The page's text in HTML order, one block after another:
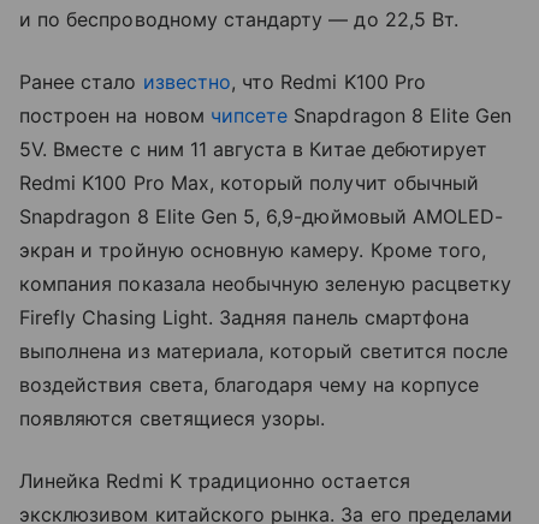
и по беспроводному стандарту — до 22,5 Вт.
Ранее стало известно, что Redmi K100 Pro
построен на новом чипсете Snapdragon 8 Elite Gen
5V. Вместе с ним 11 августа в Китае дебютирует
Redmi K100 Pro Max, который получит обычный
Snapdragon 8 Elite Gen 5, 6,9-дюймовый AMOLED-
экран и тройную основную камеру. Кроме того,
компания показала необычную зеленую расцветку
Firefly Chasing Light. Задняя панель смартфона
выполнена из материала, который светится после
воздействия света, благодаря чему на корпусе
появляются светящиеся узоры.
Линейка Redmi K традиционно остается
эксклюзивом китайского рынка. За его пределами